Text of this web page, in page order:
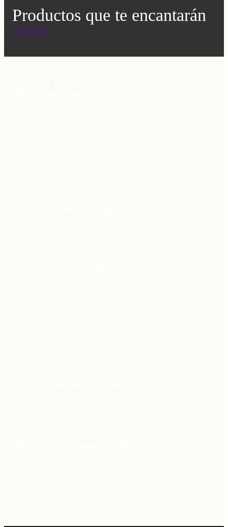
Productos que te encantarán
Ver más